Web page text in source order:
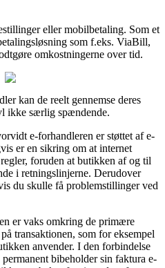
eller mobilbetaling. Som et
som f.eks. ViaBill,
omkostningerne over tid.
kan de reelt gennemse deres
ikke særlig spændende.
e-forhandleren er støttet af e-
er en sikring om at internet
foruden at butikken af og til
i retningslinjerne. Derudover
du skulle få problemstillinger ved
er vaks omkring de primære
transaktionen, som for eksempel
anvender. I den forbindelse
bibeholder sin faktura e-